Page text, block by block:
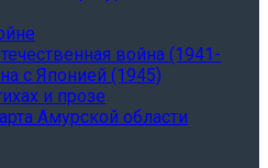
война (1941-
с Японией (1945)
и прозе
Амурской области